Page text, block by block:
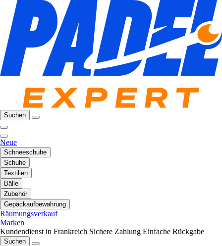
Suchen
Neue
Schneeschuhe
Schuhe
Textilien
Bälle
Zubehör
Gepäckaufbewahrung
Räumungsverkauf
Marken
Kundendienst in Frankreich Sichere Zahlung Einfache Rückgabe
Suchen